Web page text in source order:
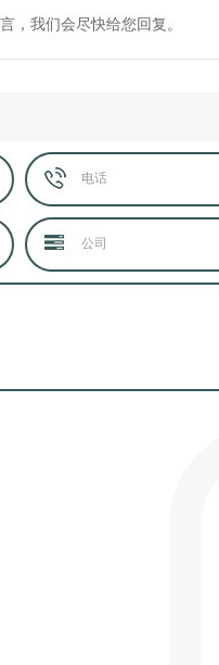
，我们会尽快给您回复。